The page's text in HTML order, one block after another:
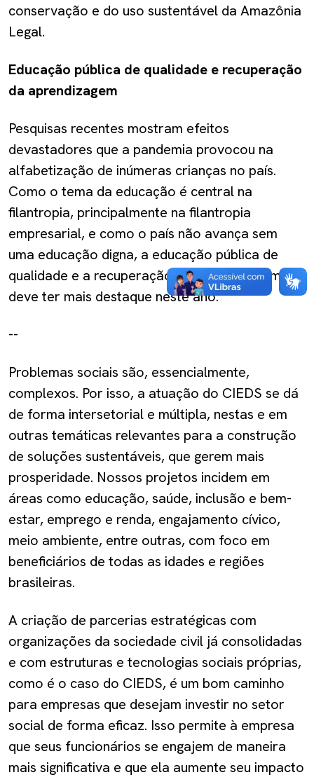
conservação e do uso sustentável da Amazônia
Legal.
Educação pública de qualidade e recuperação
da aprendizagem
Pesquisas recentes mostram efeitos
devastadores que a pandemia provocou na
alfabetização de inúmeras crianças no país.
Como o tema da educação é central na
filantropia, principalmente na filantropia
empresarial, e como o país não avança sem
uma educação digna, a educação pública de
qualidade e a recuperação de aprendizagem
deve ter mais destaque neste ano.
--
Problemas sociais são, essencialmente,
complexos. Por isso, a atuação do CIEDS se dá
de forma intersetorial e múltipla, nestas e em
outras temáticas relevantes para a construção
de soluções sustentáveis, que gerem mais
prosperidade. Nossos projetos incidem em
áreas como educação, saúde, inclusão e bem-
estar, emprego e renda, engajamento cívico,
meio ambiente, entre outras, com foco em
beneficiários de todas as idades e regiões
brasileiras.
A criação de parcerias estratégicas com
organizações da sociedade civil já consolidadas
e com estruturas e tecnologias sociais próprias,
como é o caso do CIEDS, é um bom caminho
para empresas que desejam investir no setor
social de forma eficaz. Isso permite à empresa
que seus funcionários se engajem de maneira
mais significativa e que ela aumente seu impacto